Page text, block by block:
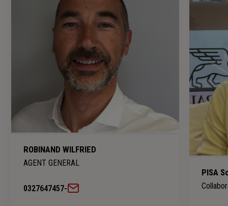
ROBINAND WILFRIED
AGENT GENERAL
0327647457-
PISA